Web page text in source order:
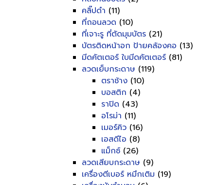
คลิ๊ปดำ (11)
ที่ถอนลวด (10)
ที่เจาะรู ที่ตัดมุมบัตร (21)
บัตรติดหน้าอก ป้ายคล้องคอ (13)
มีดคัตเตอร์ ใบมีดคัตเตอร์ (81)
ลวดเย็บกระดาษ (119)
ตราช้าง (10)
บอสติก (4)
ราปิด (43)
อโรม่า (11)
เมอร์คิว (16)
เอสดีไอ (8)
แม็กซ์ (26)
ลวดเสียบกระดาษ (9)
เครื่องตีเบอร์ หมึกเติม (19)